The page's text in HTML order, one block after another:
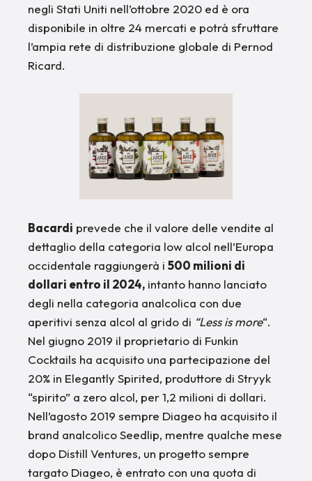
negli Stati Uniti nell’ottobre 2020 ed è ora
disponibile in oltre 24 mercati e potrà sfruttare
l’ampia rete di distribuzione globale di Pernod
Ricard.
Bacardi prevede che il valore delle vendite al
dettaglio della categoria low alcol nell’Europa
occidentale raggiungerà i 500 milioni di
dollari entro il 2024, intanto hanno lanciato
degli nella categoria analcolica con due
aperitivi senza alcol al grido di “Less is more“.
Nel giugno 2019 il proprietario di Funkin
Cocktails ha acquisito una partecipazione del
20% in Elegantly Spirited, produttore di Stryyk
“spirito” a zero alcol, per 1,2 milioni di dollari.
Nell’agosto 2019 sempre Diageo ha acquisito il
brand analcolico Seedlip, mentre qualche mese
dopo Distill Ventures, un progetto sempre
targato Diageo, è entrato con una quota di